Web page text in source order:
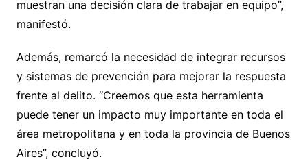
muestran una decisión clara de trabajar en equipo”,
manifestó.
Además, remarcó la necesidad de integrar recursos
y sistemas de prevención para mejorar la respuesta
frente al delito. “Creemos que esta herramienta
puede tener un impacto muy importante en toda el
área metropolitana y en toda la provincia de Buenos
Aires”, concluyó.